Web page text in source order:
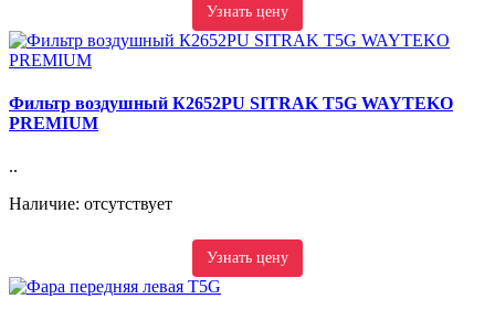
Узнать цену
Фильтр воздушный К2652PU SITRAK T5G WAYTEKO
PREMIUM
..
Наличие: отсутствует
Узнать цену